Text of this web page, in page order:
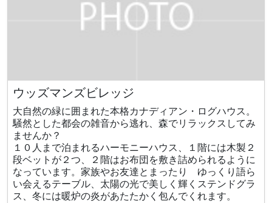
ウッズマンズビレッジ
大自然の緑に囲まれた本格カナディアン・ログハウス。
騒然とした都会の雑音から逃れ、森でリラックスしてみ
ませんか？
１０人まで泊まれるハーモニーハウス、１階には木製２
段ベットが２つ、２階はお布団を敷き詰められるように
なっています。家族やお友達とまったり ゆっくり語ら
い会えるテーブル、太陽の光で美しく輝くステンドグラ
ス、冬には暖炉の炎があたたかく包んでくれます。